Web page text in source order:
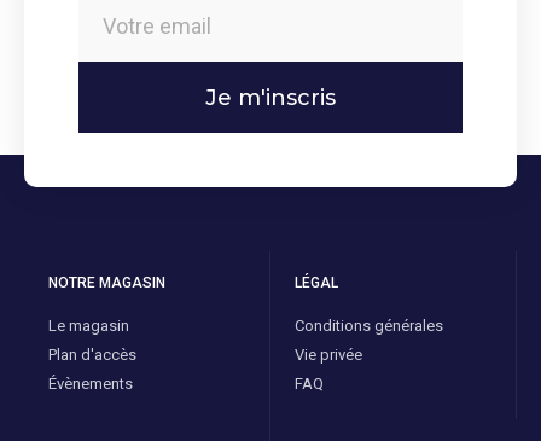
Je m'inscris
NOTRE MAGASIN
Le magasin
Plan d'accès
Évènements
LÉGAL
Conditions générales
Vie privée
FAQ